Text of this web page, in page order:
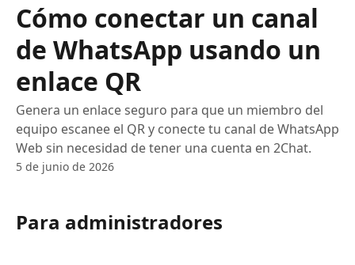
Cómo conectar un canal
de WhatsApp usando un
enlace QR
Genera un enlace seguro para que un miembro del
equipo escanee el QR y conecte tu canal de WhatsApp
Web sin necesidad de tener una cuenta en 2Chat.
5 de junio de 2026
Para administradores